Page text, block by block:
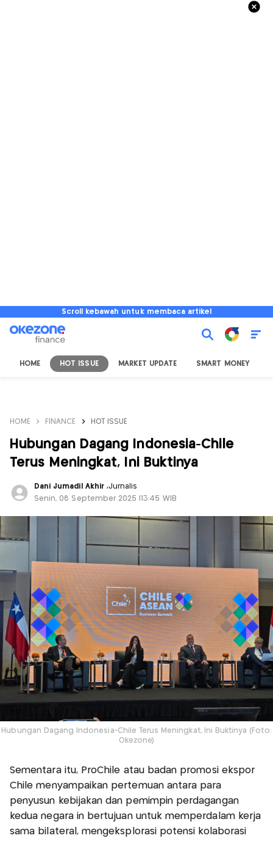
Scroll kebawah untuk membaca artikel
HOME HOT ISSUE MARKET UPDATE SMART MONEY
HOME FINANCE HOT ISSUE
Hubungan Dagang Indonesia-Chile
Terus Meningkat, Ini Buktinya
Dani Jumadil Akhir ,Jurnalis
Senin, 08 September 2025 |13:45 WIB
Hubungan Dagang Indonesia-Chile Terus Meningkat, Ini Buktinya (Foto:
Okezone)
Sementara itu, ProChile atau badan promosi ekspor
Chile menyampaikan pertemuan antara para
penyusun kebijakan dan pemimpin perdagangan
kedua negara in bertujuan untuk memperdalam kerja
sama bilateral, mengeksplorasi potensi kolaborasi